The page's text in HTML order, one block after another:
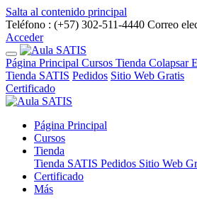
Salta al contenido principal
Teléfono : (+57) 302-511-4440 Correo
Acceder
Página Principal Cursos Tienda Colapsar
Tienda SATIS Pedidos Sitio Web Gratis
Certificado
Página Principal
Cursos
Tienda
Tienda SATIS Pedidos Sitio Web
Certificado
Más